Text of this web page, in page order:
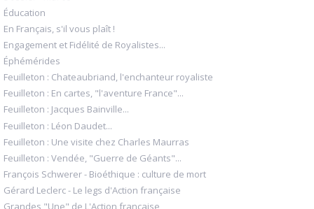
Éducation
En Français, s'il vous plaît !
Engagement et Fidélité de Royalistes...
Éphémérides
Feuilleton : Chateaubriand, l'enchanteur royaliste
Feuilleton : En cartes, "l'aventure France"...
Feuilleton : Jacques Bainville...
Feuilleton : Léon Daudet...
Feuilleton : Une visite chez Charles Maurras
Feuilleton : Vendée, "Guerre de Géants"...
François Schwerer - Bioéthique : culture de mort
Gérard Leclerc - Le legs d'Action française
Grandes "Une" de L'Action française